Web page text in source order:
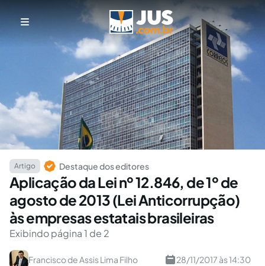
Artigo Destaque dos editores
Aplicação da Lei nº 12.846, de 1º de
agosto de 2013 (Lei Anticorrupção)
às empresas estatais brasileiras
Exibindo página 1 de 2
Francisco de Assis Lima Filho 28/11/2017 às 14:30